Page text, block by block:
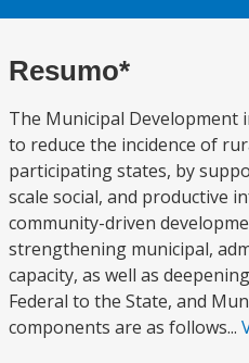
Resumo*
The Municipal Development
to reduce the incidence of
participating states, by
scale social, and productive
community-driven
strengthening municipal,
capacity, as well as
Federal to the State, and
components are as follows...